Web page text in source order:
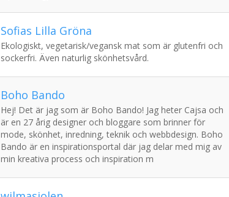
Sofias Lilla Gröna
Ekologiskt, vegetarisk/vegansk mat som är glutenfri och
sockerfri. Även naturlig skönhetsvård.
Boho Bando
Hej! Det är jag som är Boho Bando! Jag heter Cajsa och
är en 27 årig designer och bloggare som brinner för
mode, skönhet, inredning, teknik och webbdesign. Boho
Bando är en inspirationsportal där jag delar med mig av
min kreativa process och inspiration m